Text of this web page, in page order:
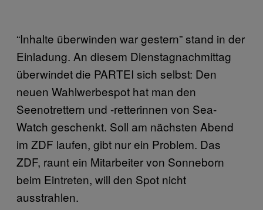
“Inhalte überwinden war gestern” stand in der
Einladung. An diesem Dienstagnachmittag
überwindet die PARTEI sich selbst: Den
neuen Wahlwerbespot hat man den
Seenotrettern und -retterinnen von Sea-
Watch geschenkt. Soll am nächsten Abend
im ZDF laufen, gibt nur ein Problem. Das
ZDF, raunt ein Mitarbeiter von Sonneborn
beim Eintreten, will den Spot nicht
ausstrahlen.